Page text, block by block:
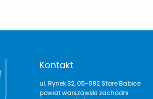
Kontakt
ul. Rynek 32, 05-082 Stare Babice
powiat warszawski zachodni